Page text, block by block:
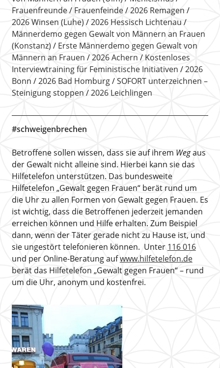
Frauenfreunde
Frauenfeinde
2026 Remagen
2026 Winsen (Luhe)
2026 Hessisch Lichtenau
Männerdemo gegen Gewalt von Männern an Frauen
(Konstanz)
Erste Männerdemo gegen Gewalt von
Männern an Frauen
2026 Achern
Kostenloses
Interviewtraining für Feministische Initiativen
2026
Bonn
2026 Bad Homburg
SOFORT unterzeichnen –
Steinigung stoppen
2026 Leichlingen
#schweigenbrechen
Betroffene sollen wissen, dass sie auf ihrem Wegaus
der Gewalt nicht alleine sind. Hierbei kann sie das
Hilfetelefon unterstützen. Das bundesweite
Hilfetelefon „Gewalt gegen Frauen“ berät rund um
die Uhr zu allen Formen von Gewalt gegen Frauen. Es
ist wichtig, dass die Betroffenen jederzeit jemanden
erreichen können und Hilfe erhalten. Zum Beispiel
dann, wenn der Täter gerade nicht zu Hause ist, und
sie ungestört telefonieren können. Unter 116 016
und per Online-Beratung aufwww.hilfetelefon.de
berät das Hilfetelefon „Gewalt gegen Frauen“ – rund
um die Uhr, anonym und kostenfrei.